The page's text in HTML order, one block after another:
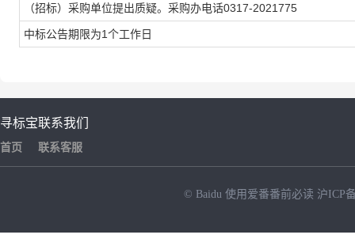
（招标）采购单位提出质疑。采购办电话0317-2021775
中标公告期限为1个工作日
寻标宝
首页
联系我们
联系客服
© Baidu 使用爱番番前必读 沪ICP